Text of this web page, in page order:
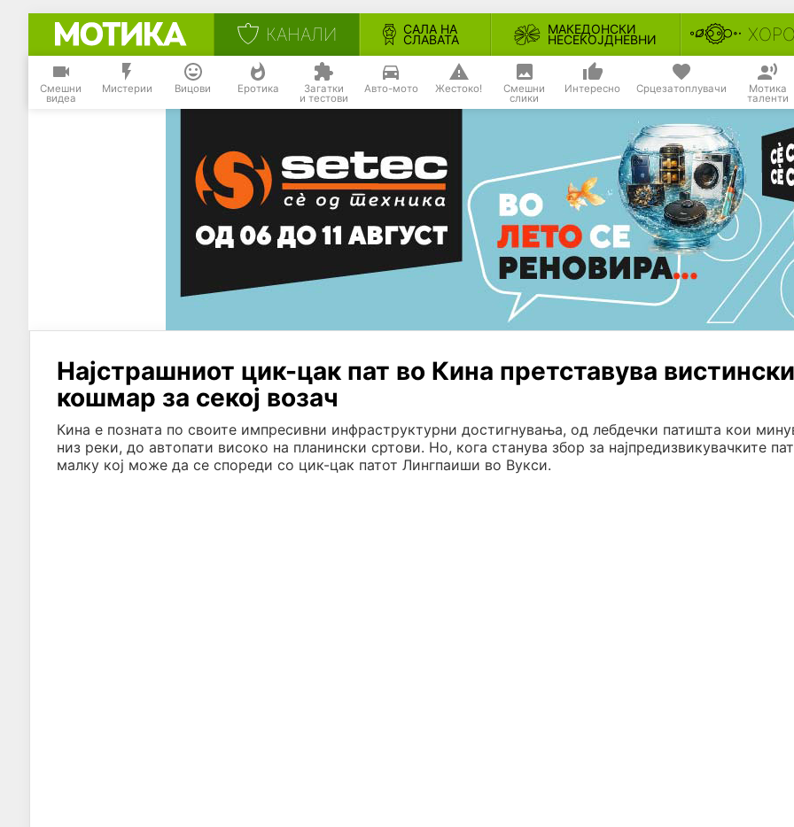
КАНАЛИ САЛА НА
СЛАВАТА
МАКЕДОНСКИ
НЕСЕКОЈДНЕВНИ
Смешни
видеа
Мистерии Вицови Еротика Загатки
и тестови
Авто-мото Жестоко! Смешни
слики
Интересно Срцезатоплувачи Мотика
таленти
Најстрашниот цик-цак пат во Кина претставува вистински
кошмар за секој возач
Кина е позната по своите импресивни инфраструктурни достигнувања, од лебдечки патишта кои
низ реки, до автопати високо на планински сртови. Но, кога станува збор за најпредизвикувачките
малку кој може да се спореди со цик-цак патот Лингпаиши во Вукси.